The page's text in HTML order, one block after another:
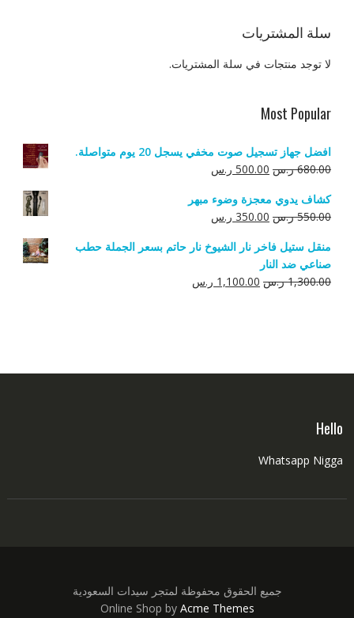
سلة المشتريات
لا توجد منتجات في سلة المشتريات.
Most Popular
افضل جهاز تسجيل صوت مخفي يسجل 20 يوم متواصلة.
680.00 ر.س السعر
هو:
680.00 ر.س.
500.00 ر.سالسعر
هو:
500.00 ر.س.
كشاف يدوي معجزة وضوء مبهر
550.00 ر.س السعر
هو:
550.00 ر.س.
350.00 ر.سالسعر
هو:
منقل ستيل فاخر نار الشيوخ نار حاتم بسعر الجملة حطب
صناعي ضد النار
1,300.00 ر.س السعر
1,100.00 ر.سالسعر
Hello
Whatsapp Nigga
جميع الحقوق محفوظة لمتجر سيدات السعودية
Online Shop by Acme Themes